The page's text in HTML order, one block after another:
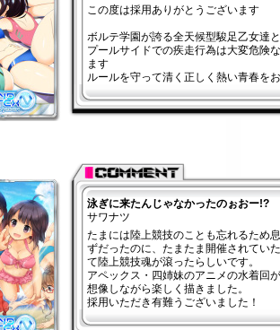
この度は採用ありがとうございます
ボルテ学園が誇る全天候型駿足乙女達
プールサイドでの疾走行為は大変危険
ます
ルールを守って清く正しく熱い青春を
泳ぎに来たんじゃなかったのぉおー!?
サワナツ
たまには陸上競技のことも忘れるため
ずだったのに、たまたま開催されてい
て陸上競技魂が滾ったらしいです。
アペックス・四姉妹のアニメの水着回
想像しながら楽しく描きました。
採用いただき有難うございました！